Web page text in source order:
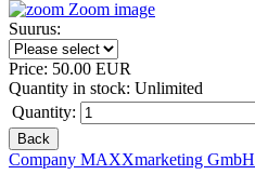
Zoom image
Suurus:
Price: 50.00 EUR
Quantity in stock: Unlimited
Quantity:
Company MAXXmarketing GmbH